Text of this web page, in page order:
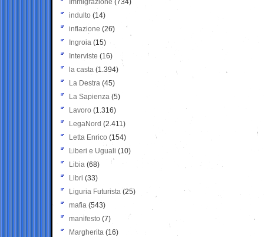
Immigrazione (734)
indulto (14)
inflazione (26)
Ingroia (15)
Interviste (16)
la casta (1.394)
La Destra (45)
La Sapienza (5)
Lavoro (1.316)
LegaNord (2.411)
Letta Enrico (154)
Liberi e Uguali (10)
Libia (68)
Libri (33)
Liguria Futurista (25)
mafia (543)
manifesto (7)
Margherita (16)